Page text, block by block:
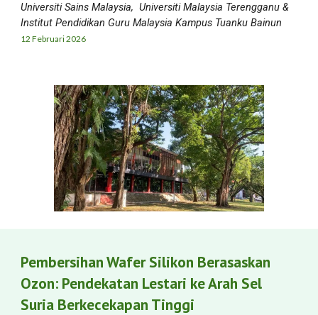
Universiti Sains Malaysia, Universiti Malaysia Terengganu &
Institut Pendidikan Guru Malaysia Kampus Tuanku Bainun
12 Februari2026
Pembersihan Wafer Silikon Berasaskan
Ozon: Pendekatan Lestari ke Arah Sel
Suria Berkecekapan Tinggi